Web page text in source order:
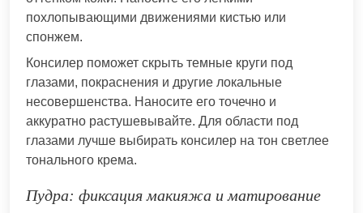
похлопывающими движениями кистью или
спонжем.
Консилер поможет скрыть темные круги под
глазами, покраснения и другие локальные
несовершенства. Наносите его точечно и
аккуратно растушевывайте. Для области под
глазами лучше выбирать консилер на тон светлее
тонального крема.
Пудра: фиксация макияжа и матирование